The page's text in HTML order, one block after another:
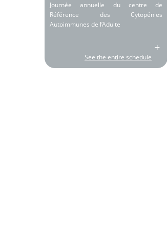
Journée annuelle du centre de
Référence des Cytopénies
Autoimmunes de l’Adulte
+
See the entire schedule